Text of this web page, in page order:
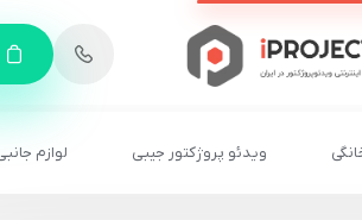
8
ویدئو پروژکتور جیبی لوازم